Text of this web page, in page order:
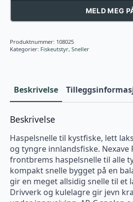
MELD MEG
Produktnummer: 108025
Kategorier: Fiskeutstyr, Sneller
Beskrivelse
Beskrivelse
Haspelsnelle til kystfiske, lett
og tyngre innlandsfiske. Nexave
frontbrems haspelsnelle til alle
kompakt snelle bygget på en
gir en meget allsidig snelle til et
Drivverk og kulelagre gir jevn